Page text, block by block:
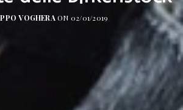
VOGHERAON 02/01/2019